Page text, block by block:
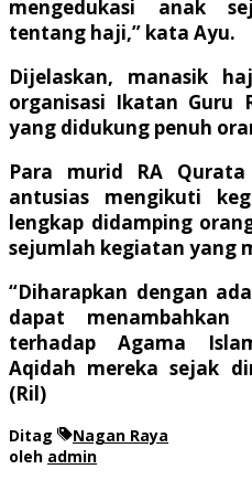
mengedukasi anak
tentang haji,” kata Ayu.
Dijelaskan, manasik
organisasi Ikatan Guru
yang didukung penuh
Para murid RA
antusias mengikuti
lengkap didamping
sejumlah kegiatan yang
“Diharapkan dengan
dapat
terhadap Agama
Aqidah mereka sejak
(Ril)
Ditag
Nagan Raya
oleh admin